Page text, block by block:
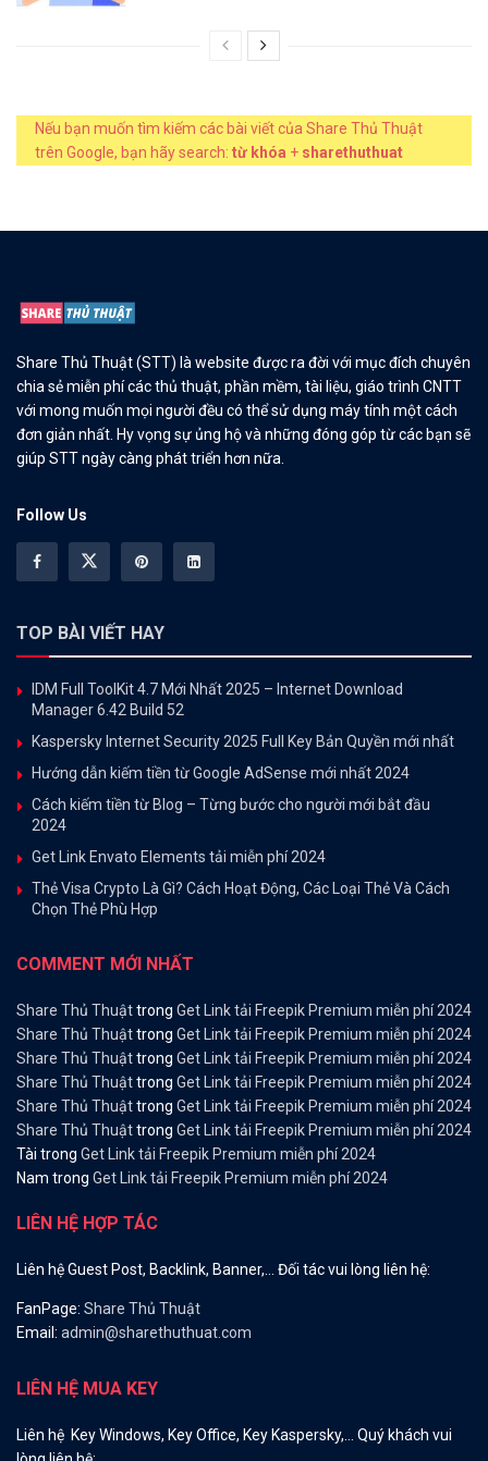
Nếu bạn muốn tìm kiếm các bài viết của Share Thủ Thuật
trên Google, bạn hãy search: từ khóa + sharethuthuat
Share Thủ Thuật (STT) là website được ra đời với mục đích chuyên
chia sẻ miễn phí các thủ thuật, phần mềm, tài liệu, giáo trình CNTT
với mong muốn mọi người đều có thể sử dụng máy tính một cách
đơn giản nhất. Hy vọng sự ủng hộ và những đóng góp từ các bạn sẽ
giúp STT ngày càng phát triển hơn nữa.
Follow Us
TOP BÀI VIẾT HAY
IDM Full ToolKit 4.7 Mới Nhất 2025 – Internet Download
Manager 6.42 Build 52
Kaspersky Internet Security 2025 Full Key Bản Quyền mới nhất
Hướng dẫn kiếm tiền từ Google AdSense mới nhất 2024
Cách kiếm tiền từ Blog – Từng bước cho người mới bắt đầu
2024
Get Link Envato Elements tải miễn phí 2024
Thẻ Visa Crypto Là Gì? Cách Hoạt Động, Các Loại Thẻ Và Cách
Chọn Thẻ Phù Hợp
COMMENT MỚI NHẤT
Share Thủ Thuậttrong Get Link tải Freepik Premium miễn phí 2024
Share Thủ Thuậttrong Get Link tải Freepik Premium miễn phí 2024
Share Thủ Thuậttrong Get Link tải Freepik Premium miễn phí 2024
Share Thủ Thuậttrong Get Link tải Freepik Premium miễn phí 2024
Share Thủ Thuậttrong Get Link tải Freepik Premium miễn phí 2024
Share Thủ Thuậttrong Get Link tải Freepik Premium miễn phí 2024
Tài trong Get Link tải Freepik Premium miễn phí 2024
Nam trong Get Link tải Freepik Premium miễn phí 2024
LIÊN HỆ HỢP TÁC
Liên hệ Guest Post, Backlink, Banner,… Đối tác vui lòng liên hệ:
FanPage: Share Thủ Thuật
Email: admin@sharethuthuat.com
LIÊN HỆ MUA KEY
Liên hệ Key Windows, Key Office, Key Kaspersky,… Quý khách vui